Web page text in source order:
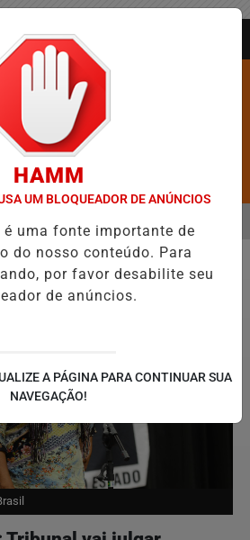
CIDADES MAIS VIOLENTAS DO
MENU
HAMM
UM BLOQUEADOR DE ANÚNCIOS
uma fonte importante de
do nosso conteúdo. Para
por favor desabilite seu
de anúncios.
A PÁGINA PARA CONTINUAR SUA
NAVEGAÇÃO!